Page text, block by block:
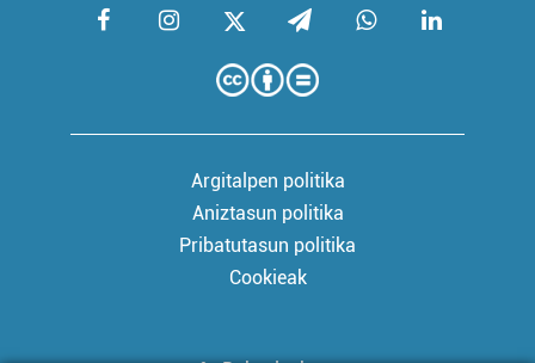
Argitalpen politika
Aniztasun politika
Pribatutasun politika
Cookieak